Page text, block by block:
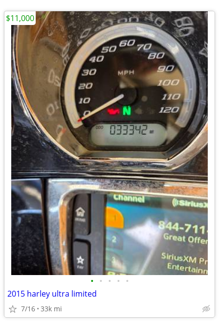
• • • • •
2015 harley ultra limited
7/16 33k mi
$11,000